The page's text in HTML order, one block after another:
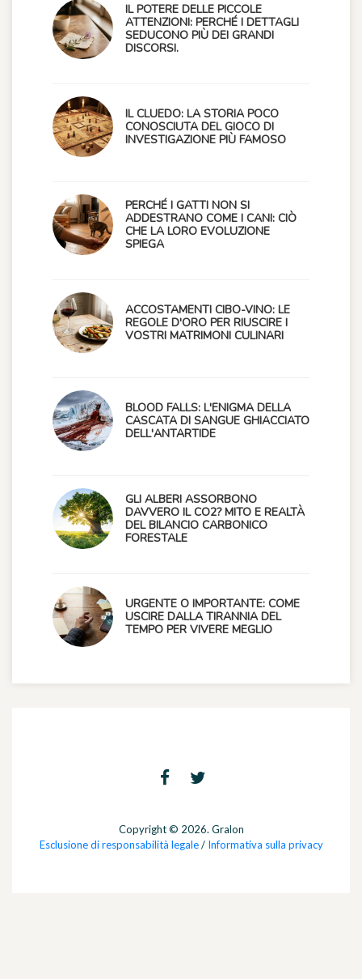
IL POTERE DELLE PICCOLE
ATTENZIONI: PERCHÉ I DETTAGLI
SEDUCONO PIÙ DEI GRANDI
DISCORSI.
IL CLUEDO: LA STORIA POCO
CONOSCIUTA DEL GIOCO DI
INVESTIGAZIONE PIÙ FAMOSO
PERCHÉ I GATTI NON SI
ADDESTRANO COME I CANI: CIÒ
CHE LA LORO EVOLUZIONE
SPIEGA
ACCOSTAMENTI CIBO-VINO: LE
REGOLE D'ORO PER RIUSCIRE I
VOSTRI MATRIMONI CULINARI
BLOOD FALLS: L'ENIGMA DELLA
CASCATA DI SANGUE GHIACCIATO
DELL'ANTARTIDE
GLI ALBERI ASSORBONO
DAVVERO IL CO2? MITO E REALTÀ
DEL BILANCIO CARBONICO
FORESTALE
URGENTE O IMPORTANTE: COME
USCIRE DALLA TIRANNIA DEL
TEMPO PER VIVERE MEGLIO
Copyright © 2026. Gralon
Esclusione di responsabilità legale/ Informativa sulla privacy